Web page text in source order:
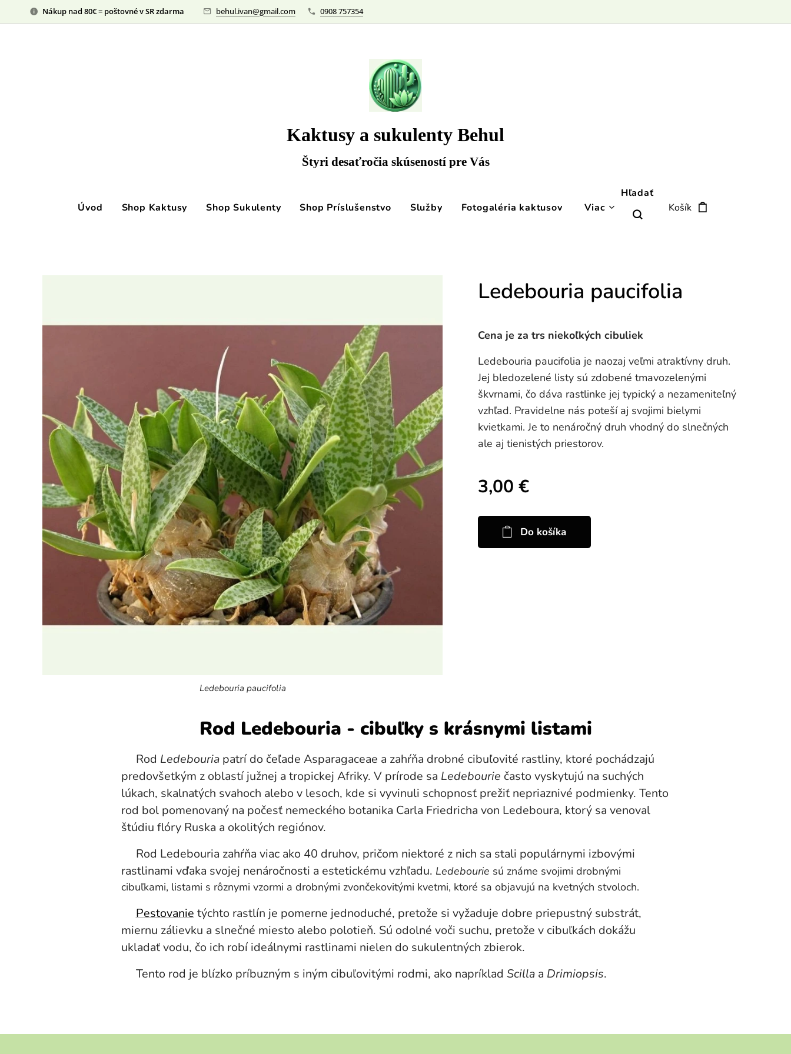
Nákup nad 80€ = poštovné v SR zdarma behul.ivan@gmail.com 0908 757354
Kaktusy a sukulenty Behul
Štyri desaťročia skúseností pre Vás
Úvod Shop Kaktusy Shop Sukulenty Shop Príslušenstvo Služby Fotogaléria kaktusov Viac
Hľadať
Košík
Ledebouria paucifolia
Ledebouria paucifolia
Cena je za trs niekoľkých cibuliek
Ledebouria paucifolia je naozaj veľmi atraktívny druh.
Jej bledozelené listy sú zdobené tmavozelenými
škvrnami, čo dáva rastlinke jej typický a nezameniteľný
vzhľad. Pravidelne nás poteší aj svojimi bielymi
kvietkami. Je to nenáročný druh vhodný do slnečných
ale aj tienistých priestorov.
3,00 €
Do košíka
Rod Ledebouria - cibuľky s krásnymi listami
Rod Ledebouriapatrí do čeľade Asparagaceae a zahŕňa drobné cibuľovité rastliny, ktoré pochádzajú
predovšetkým z oblastí južnej a tropickej Afriky. V prírode sa Ledebourie často vyskytujú na suchých
lúkach, skalnatých svahoch alebo v lesoch, kde si vyvinuli schopnosť prežiť nepriaznivé podmienky. Tento
rod bol pomenovaný na počesť nemeckého botanika Carla Friedricha von Ledeboura, ktorý sa venoval
štúdiu flóry Ruska a okolitých regiónov.
Rod Ledebouria zahŕňa viac ako 40 druhov, pričom niektoré z nich sa stali populárnymi izbovými
rastlinami vďaka svojej nenáročnosti a estetickému vzhľadu. Ledebourie sú známe svojimi drobnými
cibuľkami, listami s rôznymi vzormi a drobnými zvončekovitými kvetmi, ktoré sa objavujú na kvetných stvoloch.
Pestovanie týchto rastlín je pomerne jednoduché, pretože si vyžaduje dobre priepustný substrát,
miernu zálievku a slnečné miesto alebo polotieň. Sú odolné voči suchu, pretože v cibuľkách dokážu
ukladať vodu, čo ich robí ideálnymi rastlinami nielen do sukulentných zbierok.
Tento rod je blízko príbuzným s iným cibuľovitými rodmi, ako napríklad Scillaa Drimiopsis.